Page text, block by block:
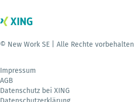
© New Work SE | Alle Rechte vorbehalten
Impressum
AGB
Datenschutz bei XING